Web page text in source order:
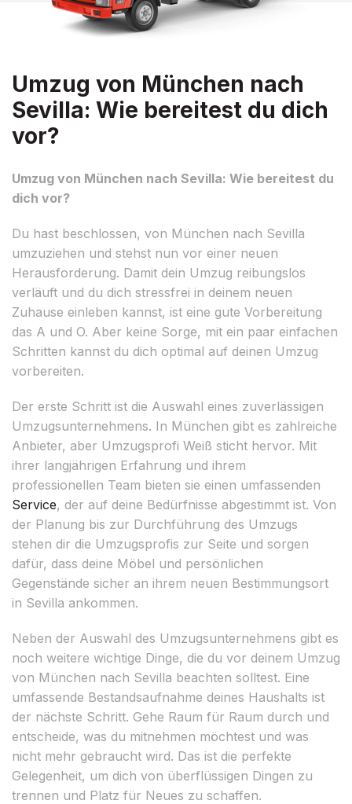
Umzug von München nach
Sevilla: Wie bereitest du dich
vor?
Umzug von München nach Sevilla: Wie bereitest du
dich vor?
Du hast beschlossen, von München nach Sevilla
umzuziehen und stehst nun vor einer neuen
Herausforderung. Damit dein Umzug reibungslos
verläuft und du dich stressfrei in deinem neuen
Zuhause einleben kannst, ist eine gute Vorbereitung
das A und O. Aber keine Sorge, mit ein paar einfachen
Schritten kannst du dich optimal auf deinen Umzug
vorbereiten.
Der erste Schritt ist die Auswahl eines zuverlässigen
Umzugsunternehmens. In München gibt es zahlreiche
Anbieter, aber Umzugsprofi Weiß sticht hervor. Mit
ihrer langjährigen Erfahrung und ihrem
professionellen Team bieten sie einen umfassenden
Service, der auf deine Bedürfnisse abgestimmt ist. Von
der Planung bis zur Durchführung des Umzugs
stehen dir die Umzugsprofis zur Seite und sorgen
dafür, dass deine Möbel und persönlichen
Gegenstände sicher an ihrem neuen Bestimmungsort
in Sevilla ankommen.
Neben der Auswahl des Umzugsunternehmens gibt es
noch weitere wichtige Dinge, die du vor deinem Umzug
von München nach Sevilla beachten solltest. Eine
umfassende Bestandsaufnahme deines Haushalts ist
der nächste Schritt. Gehe Raum für Raum durch und
entscheide, was du mitnehmen möchtest und was
nicht mehr gebraucht wird. Das ist die perfekte
Gelegenheit, um dich von überflüssigen Dingen zu
trennen und Platz für Neues zu schaffen.